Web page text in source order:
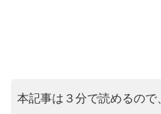
本記事は３分で読めるので